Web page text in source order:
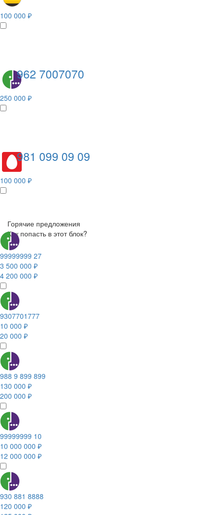
100 000 ₽
962 7007070
250 000 ₽
981 099 09 09
100 000 ₽
Горячие предложения
Как попасть в этот блок?
99999999 27
3 500 000 ₽
4 200 000 ₽
9307701777
10 000 ₽
20 000 ₽
988 9 899 899
130 000 ₽
200 000 ₽
99999999 10
10 000 000 ₽
12 000 000 ₽
930 881 8888
120 000 ₽